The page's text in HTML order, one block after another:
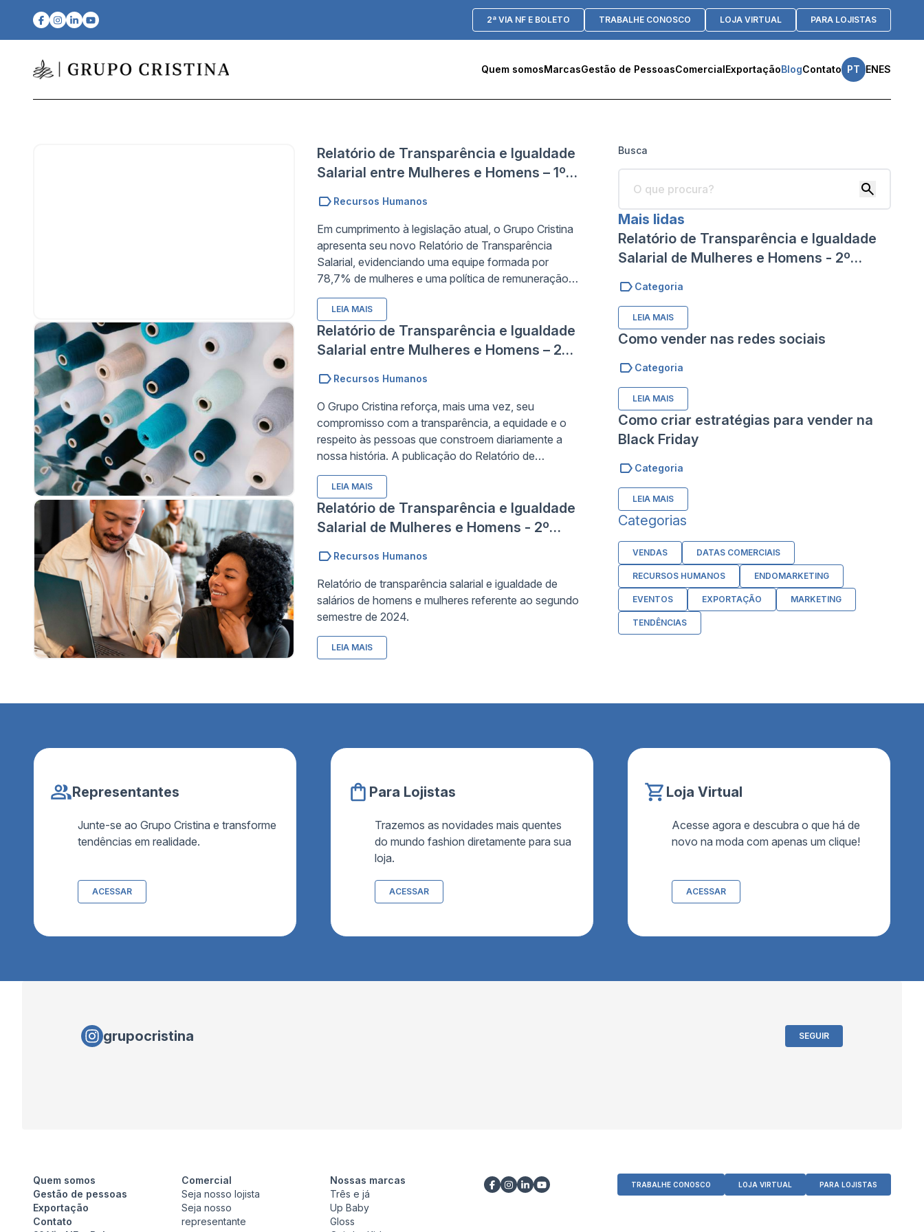
2ª VIA NF E BOLETO TRABALHE CONOSCO LOJA VIRTUAL PARA LOJISTAS
Quem somosMarcasGestão de PessoasComercialExportaçãoBlogContato PT ENES
Relatório de Transparência e Igualdade
Salarial entre Mulheres e Homens – 1º
Recursos Humanos
Em cumprimento à legislação atual, o Grupo Cristina
apresenta seu novo Relatório de Transparência
Salarial, evidenciando uma equipe formada por
78,7% de mulheres e uma política de remuneração
justa. Mais do que apresentar dados, o relatório
reforça a cultura da empresa construída desde 1970,
detalhando suas ações afirmativas ativas para a
contratação diversa, promoção para cargos de
responsabilidades familiares.
LEIA MAIS
Relatório de Transparência e Igualdade
Salarial entre Mulheres e Homens – 2º
Recursos Humanos
O Grupo Cristina reforça, mais uma vez, seu
compromisso com a transparência, a equidade e o
respeito às pessoas que constroem diariamente a
nossa história. A publicação do Relatório de
Transparência e Igualdade Salarial entre Mulheres e
Homens – 2º Semestre de 2025 tem como objetivo
garantir transparência e contribuir para o avanço da
equidade salarial entre mulheres e homens em todo
LEIA MAIS
Relatório de Transparência e Igualdade
Salarial de Mulheres e Homens - 2º
Recursos Humanos
Relatório de transparência salarial e igualdade de
salários de homens e mulheres referente ao segundo
semestre de 2024.
LEIA MAIS
Busca
Mais lidas
Relatório de Transparência e Igualdade
Salarial de Mulheres e Homens - 2º
Categoria
LEIA MAIS
Como vender nas redes sociais
Categoria
LEIA MAIS
Como criar estratégias para vender na
Black Friday
Categoria
LEIA MAIS
Categorias
VENDAS DATAS COMERCIAIS
RECURSOS HUMANOS ENDOMARKETING
EVENTOS EXPORTAÇÃO MARKETING
TENDÊNCIAS
Representantes
Junte-se ao Grupo Cristina e transforme
tendências em realidade.
ACESSAR
Para Lojistas
Trazemos as novidades mais quentes
do mundo fashion diretamente para sua
loja.
ACESSAR
Loja Virtual
Acesse agora e descubra o que há de
novo na moda com apenas um clique!
ACESSAR
grupocristina SEGUIR
Quem somos
Gestão de pessoas
Exportação
Contato
Comercial
Seja nosso lojista
Seja nosso
representante
Nossas marcas
Três e já
Up Baby
Gloss
TRABALHE CONOSCO LOJA VIRTUAL PARA LOJISTAS